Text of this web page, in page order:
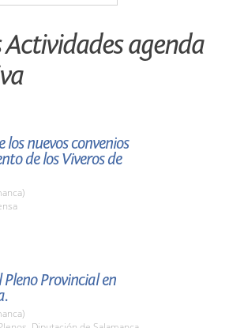
agenda
los nuevos convenios
de los Viveros de
Provincial en